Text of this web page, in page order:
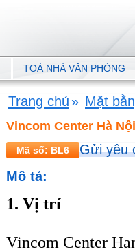
TOÀ NHÀ VĂN PHÒNG
Trang chủ » Mặt
Vincom Center Hà Nội
Mã số: BL6
Gửi yêu
Mô tả:
1. Vị trí
Vincom Center